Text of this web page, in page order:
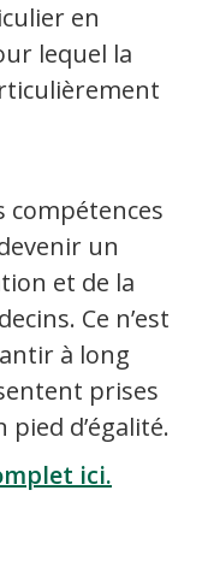
en
lequel la
compétences
un
et de la
Ce n’est
à long
prises
d’égalité.
ici.